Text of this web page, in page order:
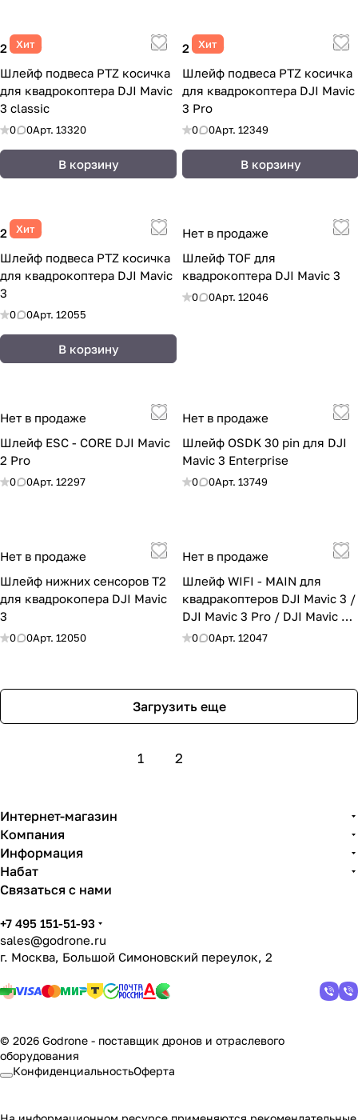
Хит
2 323 ₽
Шлейф подвеса PTZ косичка
для квадрокоптера DJI Mavic
3 classic
0 0Арт. 13320
В корзину
Хит
2 323 ₽
Шлейф подвеса PTZ косичка
для квадрокоптера DJI Mavic
3 Pro
0 0Арт. 12349
В корзину
Хит
2 323 ₽
Шлейф подвеса PTZ косичка
для квадрокоптера DJI Mavic
3
0 0Арт. 12055
В корзину
Нет в продаже
Шлейф TOF для
квадрокоптера DJI Mavic 3
0 0Арт. 12046
Нет в продаже
Шлейф ESC - CORE DJI Mavic
2 Pro
0 0Арт. 12297
Нет в продаже
Шлейф OSDK 30 pin для DJI
Mavic 3 Enterprise
0 0Арт. 13749
Нет в продаже
Шлейф нижних сенсоров Т2
для квадрокопера DJI Mavic
3
0 0Арт. 12050
Нет в продаже
Шлейф WIFI - MAIN для
квадракоптеров DJI Mavic 3 /
DJI Mavic 3 Pro / DJI Mavic 3
Classic
0 0Арт. 12047
Загрузить еще
1 2
Интернет-магазин
Компания
Информация
Набат
Связаться с нами
+7 495 151-51-93
sales@godrone.ru
г. Москва, Большой Симоновский переулок, 2
© 2026 Godrone - поставщик дронов и отраслевого
оборудования
КонфиденциальностьОферта